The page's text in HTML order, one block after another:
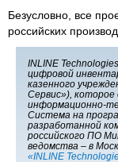
Безусловно, все
российских
INLINE
цифровой
казенного
Сервис»), которое
информационно-
Система на
разработанной
российского ПО
ведомства – в
«INLINE